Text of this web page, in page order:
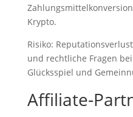
Krypto.
Risiko:
und rechtliche Fragen
Glücksspiel und